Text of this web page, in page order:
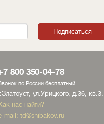
800 350-04-78
по России бесплатный
ул.Урицкого, д.36, кв.3.
Как нас найти?
mail: td@shibakov.ru